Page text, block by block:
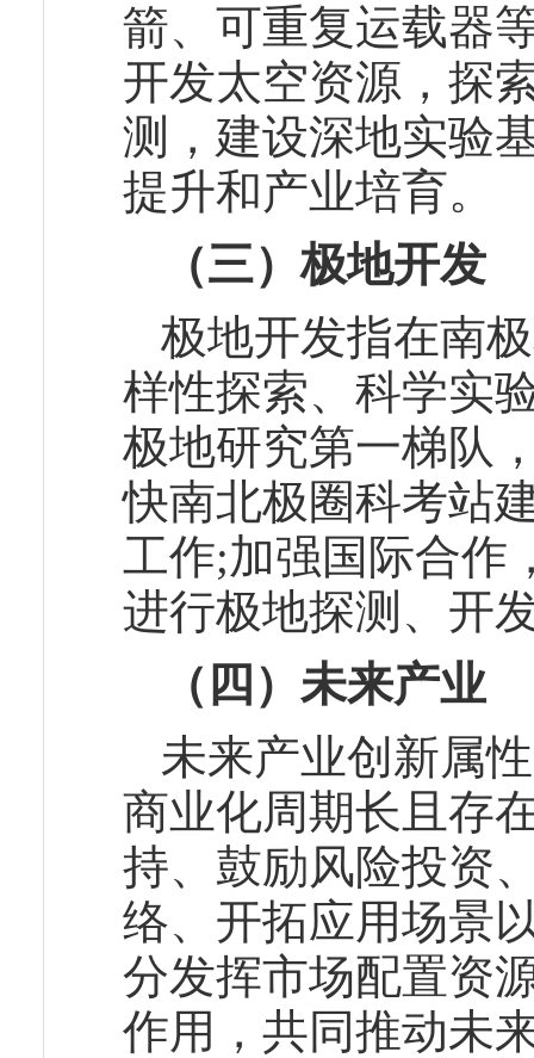
箭、可重复运载器
开发太空资源，探
测，建设深地实验
提升和产业培育。
（三）极地开发
极地开发指在南
样性探索、科学实
极地研究第一梯队
快南北极圈科考站
工作;加强国际合作
进行极地探测、开
（四）未来产业
未来产业创新属
商业化周期长且存
持、鼓励风险投资
络、开拓应用场景
分发挥市场配置资
作用，共同推动未